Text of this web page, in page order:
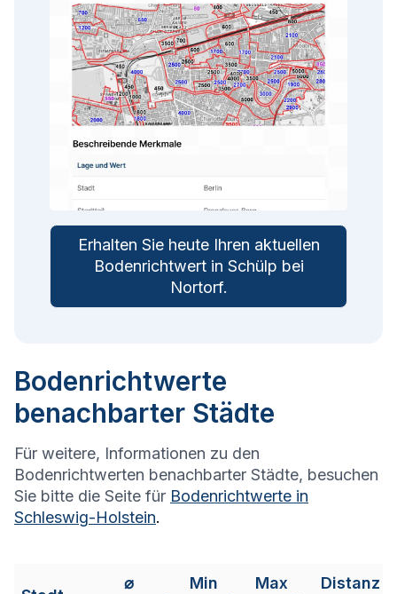
Erhalten Sie heute Ihren aktuellen
Bodenrichtwert in Schülp bei
Nortorf.
Bodenrichtwerte
benachbarter Städte
Für weitere, Informationen zu den
Bodenrichtwerten benachbarter Städte, besuchen
Sie bitte die Seite für Bodenrichtwerte in
Schleswig-Holstein.
⌀
Min
Max
Distanz